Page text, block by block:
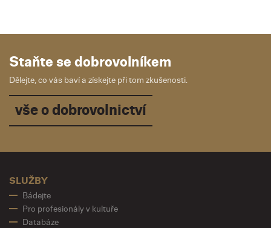
Staňte se dobrovolníkem
Dělejte, co vás baví a získejte při tom zkušenosti.
vše o dobrovolnictví
SLUŽBY
Bádejte
Pro profesionály v kultuře
Databáze